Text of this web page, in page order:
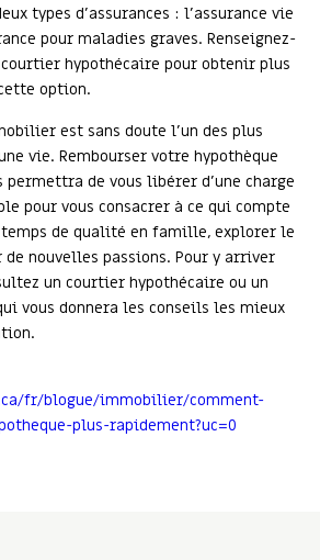
types d'assurances : l’assurance vie
pour maladies graves. Renseignez-
hypothécaire pour obtenir plus
option.
est sans doute l’un des plus
vie. Rembourser votre hypothèque
de vous libérer d’une charge
pour vous consacrer à ce qui compte
de qualité en famille, explorer le
de nouvelles passions. Pour y arriver
un courtier hypothécaire ou un
vous donnera les conseils les mieux
fr/blogue/immobilier/comment-
plus-rapidement?uc=0